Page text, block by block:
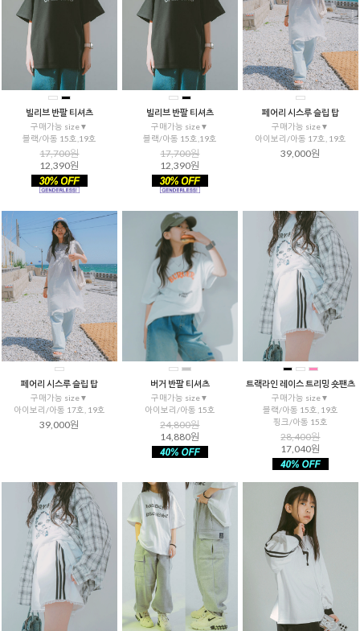
빌리브 반팔 티셔츠
구매가능 size▼
블랙/아동 15호,19호
17,700원
12,390원
빌리브 반팔 티셔츠
구매가능 size▼
블랙/아동 15호,19호
17,700원
12,390원
페어리 시스루 슬립 탑
구매가능 size▼
아이보리/아동 17호, 19호
39,000원
페어리 시스루 슬립 탑
구매가능 size▼
아이보리/아동 17호, 19호
39,000원
버거 반팔 티셔츠
구매가능 size▼
아이보리/아동 15호
24,800원
14,880원
트랙라인 레이스 트리밍 숏팬츠
구매가능 size▼
블랙/아동 15호, 19호
핑크/아동 15호
28,400원
17,040원